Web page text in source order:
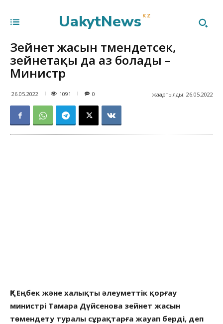
UakytNews KZ
Зейнет жасын төмендетсек,
зейнетақы да аз болады –
Министр
26.05.2022 1091 жаңартылды: 26.05.2022
0
ҚР Еңбек және халықты әлеуметтік қорғау
министрі Тамара Дүйсенова зейнет жасын
төмендету туралы сұрақтарға жауап берді, деп